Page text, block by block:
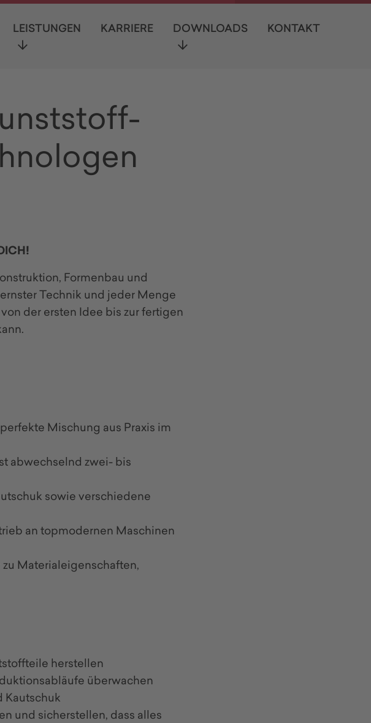
LEISTUNGEN KARRIERE DOWNLOADS KONTAKT
Formenbau und
Technik und jeder Menge
der ersten Idee bis zur fertigen
Mischung aus Praxis im
abwechselnd zwei- bis
sowie verschiedene
an topmodernen Maschinen
Materialeigenschaften,
herstellen
überwachen
Kautschuk
und sicherstellen, dass alles